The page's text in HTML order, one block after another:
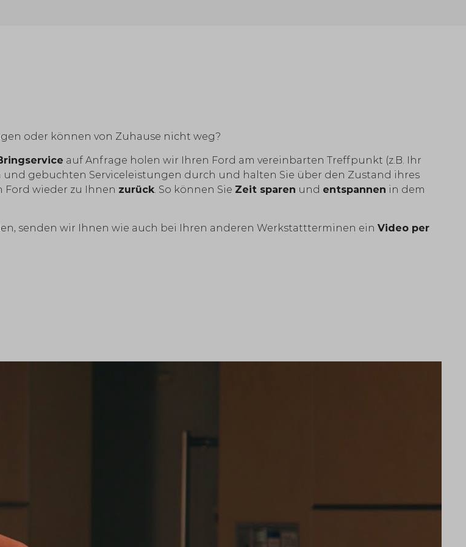
oder können von Zuhause nicht weg?
auf Anfrage holen wir Ihren Ford am vereinbarten Treffpunkt (z.B. Ihr
gebuchten Serviceleistungen durch und halten Sie über den Zustand ihres
Ford wieder zu Ihnen zurück. So können Sie Zeit sparen und entspannen in dem
senden wir Ihnen wie auch bei Ihren anderen Werkstattterminen ein Video per